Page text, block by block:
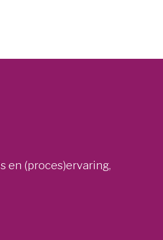
en (proces)ervaring,